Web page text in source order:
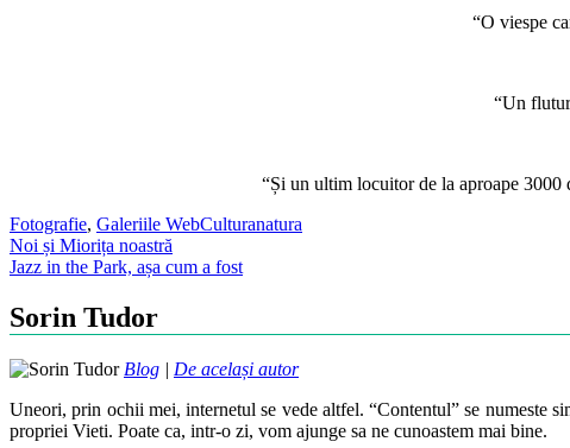
“O viespe
“Un
“Și un ultim locuitor de la aproape 3000
Fotografie, Galeriile WebCulturanatura
Post
navigation
Noi și Miorița noastră
Jazz in the Park, așa cum a fost
Sorin Tudor
Blog | De același autor
Uneori, prin ochii mei, internetul se vede altfel. “Contentul” se numeste
propriei Vieti. Poate ca, intr-o zi, vom ajunge sa ne cunoastem mai bine.